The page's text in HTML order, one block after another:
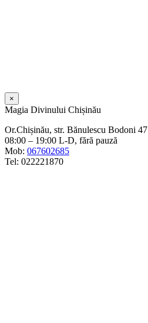
×
Magia Divinului Chișinău
Or.Chișinău, str. Bănulescu Bodoni 47
08:00 – 19:00 L-D, fără pauză
Mob: 067602685
Tel: 022221870